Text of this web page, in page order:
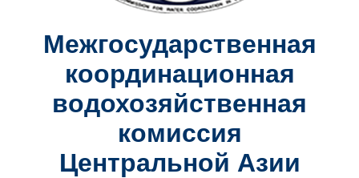
Межгосударственная
координационная
водохозяйственная
комиссия
Центральной Азии